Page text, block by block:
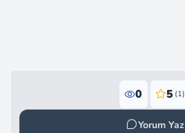
0 5 (1)
Yorum Yaz